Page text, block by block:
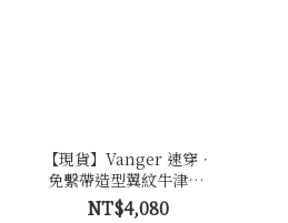
【現貨】Vanger 速穿．
免繫帶造型翼紋牛津鞋-
Va274黑
NT$4,080